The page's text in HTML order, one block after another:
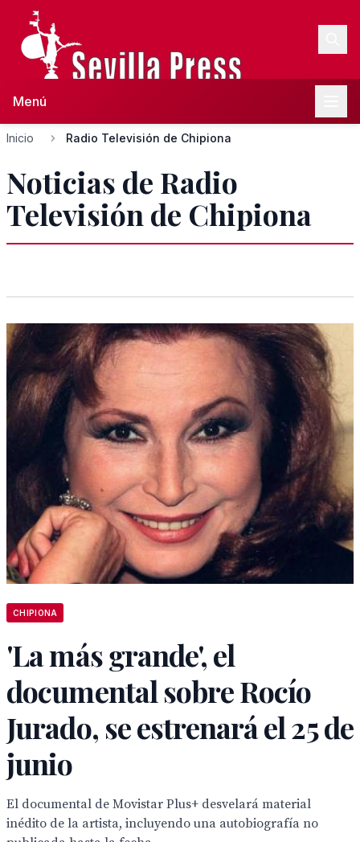
Menú
Inicio Radio Televisión de Chipiona
Noticias de Radio
Televisión de Chipiona
CHIPIONA
'La más grande', el
documental sobre Rocío
Jurado, se estrenará el 25 de
junio
El documental de Movistar Plus+ desvelará material
inédito de la artista, incluyendo una autobiografía no